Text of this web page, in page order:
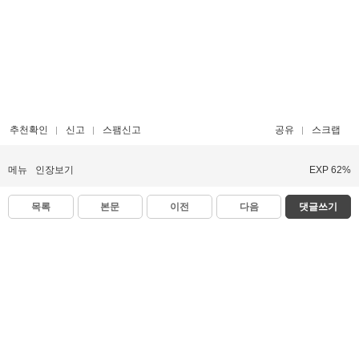
추천확인 신고 스팸신고 공유 스크랩
메뉴 인장보기 EXP 62%
목록 본문 이전 다음 댓글쓰기